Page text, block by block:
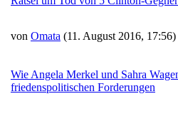
von Omata (11. August 2016, 17:56)
Wie Angela Merkel und Sahra
friedenspolitischen Forderungen